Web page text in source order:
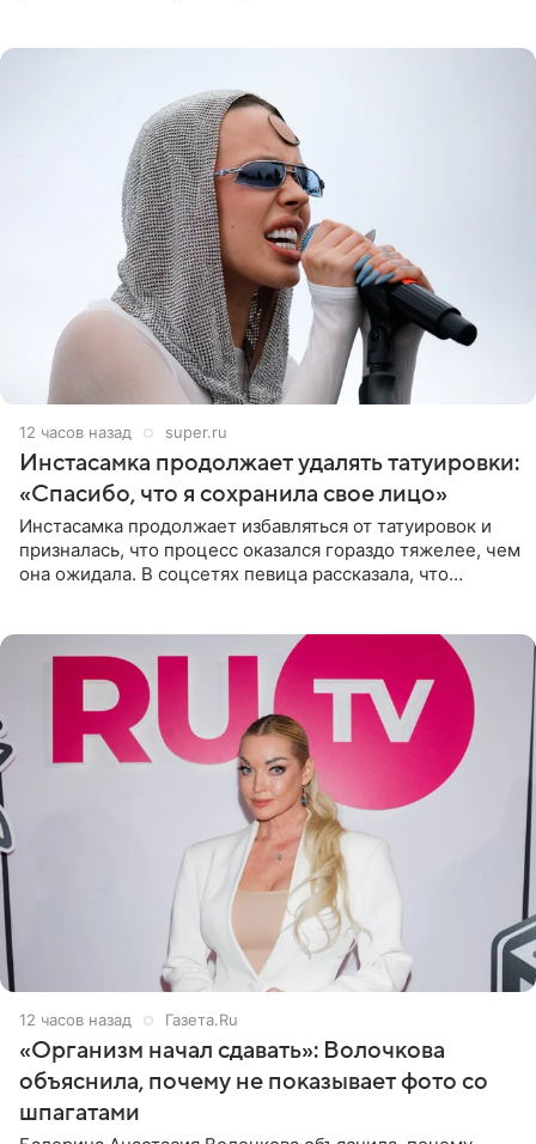
12 часов назад super.ru
Инстасамка продолжает удалять татуировки:
«Спасибо, что я сохранила свое лицо»
Инстасамка продолжает избавляться от татуировок и
призналась, что процесс оказался гораздо тяжелее, чем
она ожидала. В соцсетях певица рассказала, что
12 часов назад Газета.Ru
«Организм начал сдавать»: Волочкова
объяснила, почему не показывает фото со
шпагатами